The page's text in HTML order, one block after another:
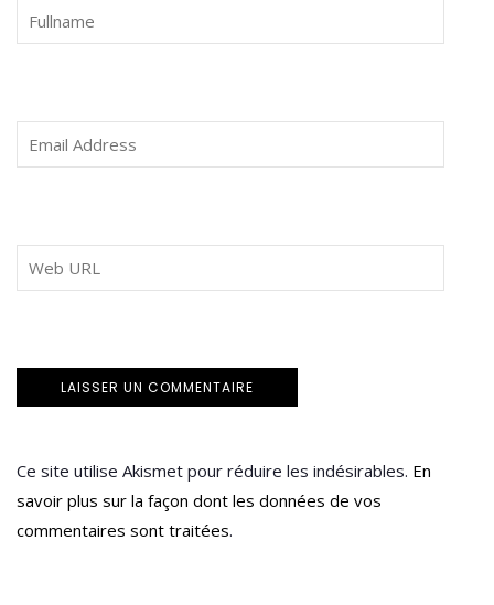
Ce site utilise Akismet pour réduire les indésirables. En
savoir plus sur la façon dont les données de vos
commentaires sont traitées.